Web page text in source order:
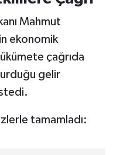
Mahmut
ekonomik
çağrıda
gelir
tamamladı: